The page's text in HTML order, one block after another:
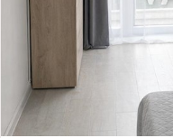
Дарница — 20 мин, м.
автобусная остановка,
Для прогулок – парк
набережные, пляжи и
микрорайоне развита
медицинские
отделения банков,
супермаркеты (Новус,